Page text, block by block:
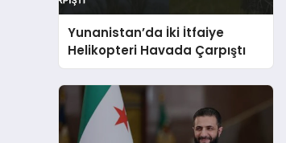
Yunanistan’da İki İtfaiye
Helikopteri Havada Çarpıştı